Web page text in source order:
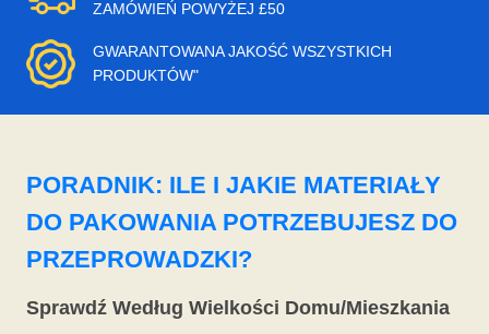
ZAMÓWIEŃ POWYŻEJ £50
GWARANTOWANA JAKOŚĆ WSZYSTKICH
PRODUKTÓW"
PORADNIK: ILE I JAKIE MATERIAŁY
DO PAKOWANIA POTRZEBUJESZ DO
PRZEPROWADZKI?
Sprawdź Według Wielkości Domu/Mieszkania